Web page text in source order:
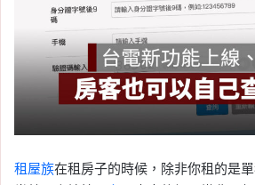
租屋族在租房子的時候，除非你租的是